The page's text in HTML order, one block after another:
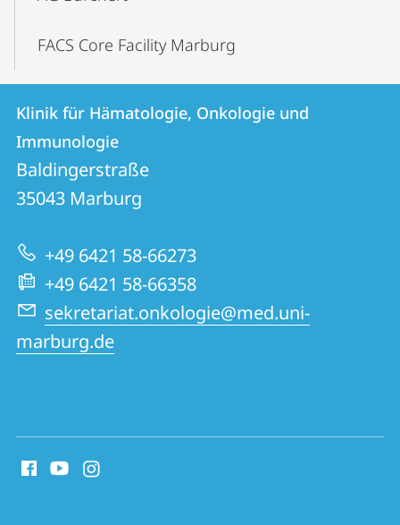
FACS Core Facility Marburg
Kontakt
und
Informationen
zur
Website
Kontaktinformationen
Klinik
für
Hämatologie,
und
Immunologie
Klinik für Hämatologie, Onkologie und
Immunologie
Baldingerstraße
35043 Marburg
+49 6421 58-66273
+49 6421 58-66358
sekretariat.onkologie@med.uni-
marburg.de
Media